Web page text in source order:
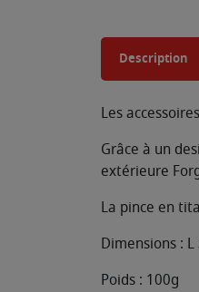
Description
Les
Grâce à un
extérieure
La pince en
Dimensions :
Poids : 100g